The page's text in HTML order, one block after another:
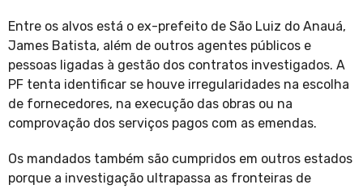
Entre os alvos está o ex-prefeito de São Luiz do Anauá,
James Batista, além de outros agentes públicos e
pessoas ligadas à gestão dos contratos investigados. A
PF tenta identificar se houve irregularidades na escolha
de fornecedores, na execução das obras ou na
comprovação dos serviços pagos com as emendas.
Os mandados também são cumpridos em outros estados
porque a investigação ultrapassa as fronteiras de